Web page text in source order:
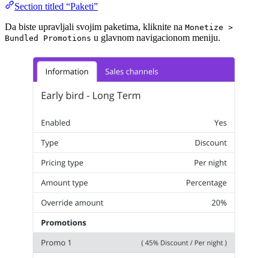
Section titled “Paketi”
Da biste upravljali svojim paketima, kliknite na Monetize >
Bundled Promotions u glavnom navigacionom meniju.